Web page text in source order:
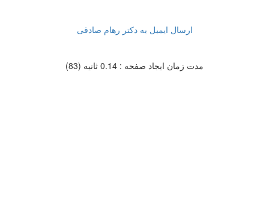
ارسال ایمیل به دکتر رهام صادقی
مدت زمان ایجاد صفحه : 0.14 ثانیه (83)